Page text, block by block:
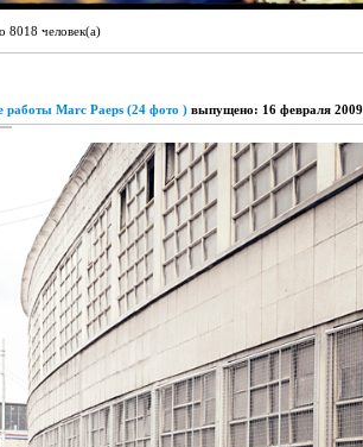
8018 человек(а)
работы Marc Paeps (24 фото ) выпущено: 16 февраля 2009